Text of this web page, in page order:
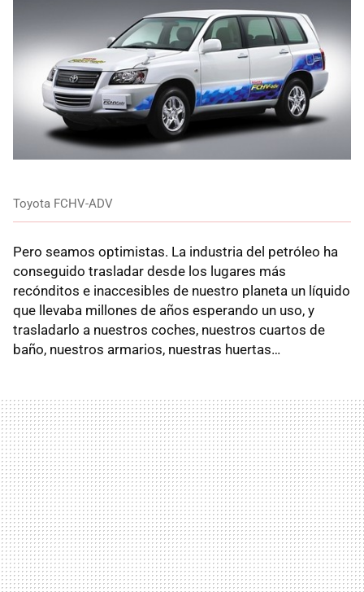
Toyota FCHV-ADV
Pero seamos optimistas. La industria del petróleo ha
conseguido trasladar desde los lugares más
recónditos e inaccesibles de nuestro planeta un líquido
que llevaba millones de años esperando un uso, y
trasladarlo a nuestros coches, nuestros cuartos de
baño, nuestros armarios, nuestras huertas…